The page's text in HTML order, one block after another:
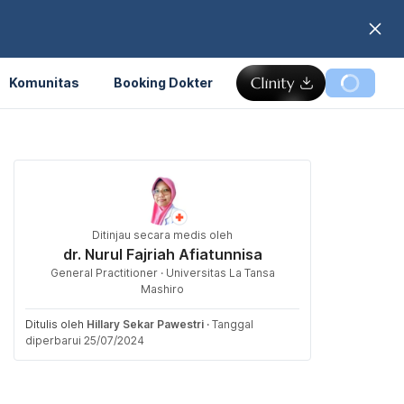
Komunitas Booking Dokter
Ditinjau secara medis oleh
dr. Nurul Fajriah Afiatunnisa
General Practitioner · Universitas La Tansa
Mashiro
Ditulis oleh Hillary Sekar Pawestri · Tanggal
diperbarui 25/07/2024